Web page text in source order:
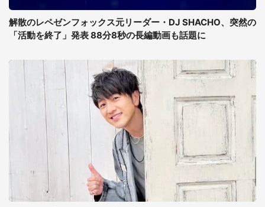
解散のレペゼンフォックス元リーダー・DJ SHACHO、突然の
「活動を終了」発表 88分8秒の長編動画も話題に